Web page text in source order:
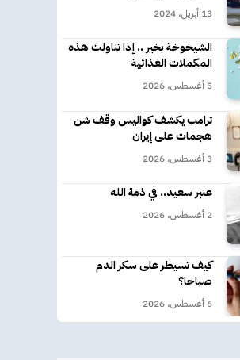
13 أبريل، 2024
الشيخوخة بخير .. إذا تناولت هذه
المكملات الغذائية
5 أغسطس، 2026
ترامب يكشف كواليس وقف شن
هجمات على إيران
3 أغسطس، 2026
عنبر سعيد.. في ذمة الله
2 أغسطس، 2026
كيف تسيطر على سكر الدم
صباحا؟
6 أغسطس، 2026